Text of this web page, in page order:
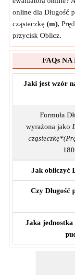
online dla Długość
cząsteczkę (m),
przycisk Oblicz.
FAQs NA
Jaki jest wzór
Formuła
wyrażona jako
Jak obliczyć
Czy Długość
Jaka jednostka